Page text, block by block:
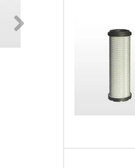
ZANDER 5060 Z (FF24/5)